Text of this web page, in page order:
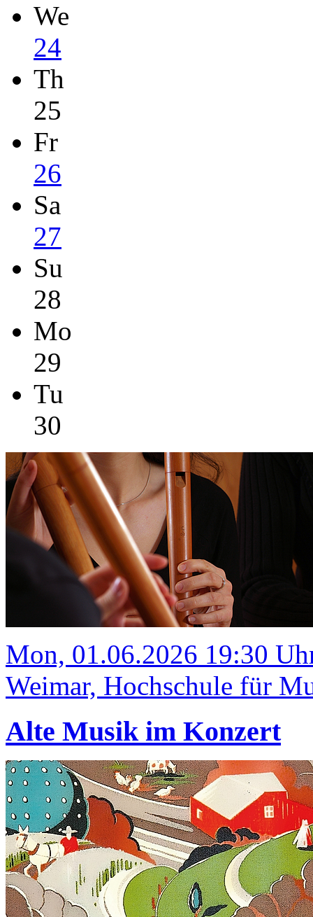
We
24
Th
25
Fr
26
Sa
27
Su
28
Mo
29
Tu
30
Mon, 01.06.2026 19:30
Weimar, Hochschule für
Alte Musik im Konzert